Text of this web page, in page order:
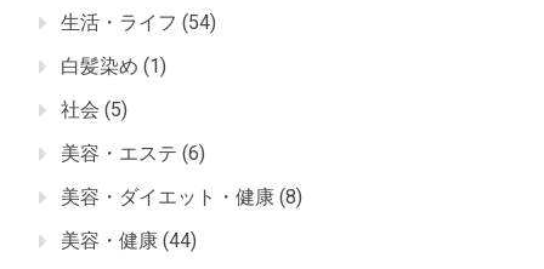
生活・ライフ (54)
白髪染め (1)
社会 (5)
美容・エステ (6)
美容・ダイエット・健康 (8)
美容・健康 (44)